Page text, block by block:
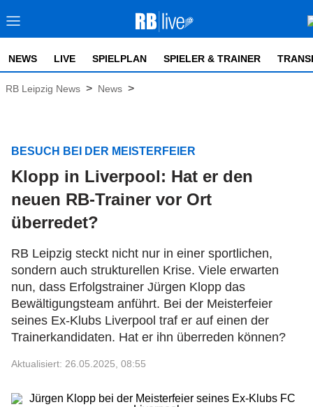
NEWS LIVE SPIELPLAN SPIELER & TRAINER
RB Leipzig News > News >
BESUCH BEI DER MEISTERFEIER
Klopp in Liverpool: Hat er den
neuen RB-Trainer vor Ort
überredet?
RB Leipzig steckt nicht nur in einer sportlichen,
sondern auch strukturellen Krise. Viele erwarten
nun, dass Erfolgstrainer Jürgen Klopp das
Bewältigungsteam anführt. Bei der Meisterfeier
seines Ex-Klubs Liverpool traf er auf einen der
Trainerkandidaten. Hat er ihn überreden können?
Aktualisiert: 26.05.2025, 08:55